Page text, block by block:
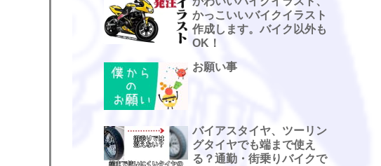
かっこいいバイクイラスト
作成します。バイク以外も
OK！
お願い事
バイアスタイヤ、ツーリン
グタイヤでも端まで使え
る？通勤・街乗りバイクで